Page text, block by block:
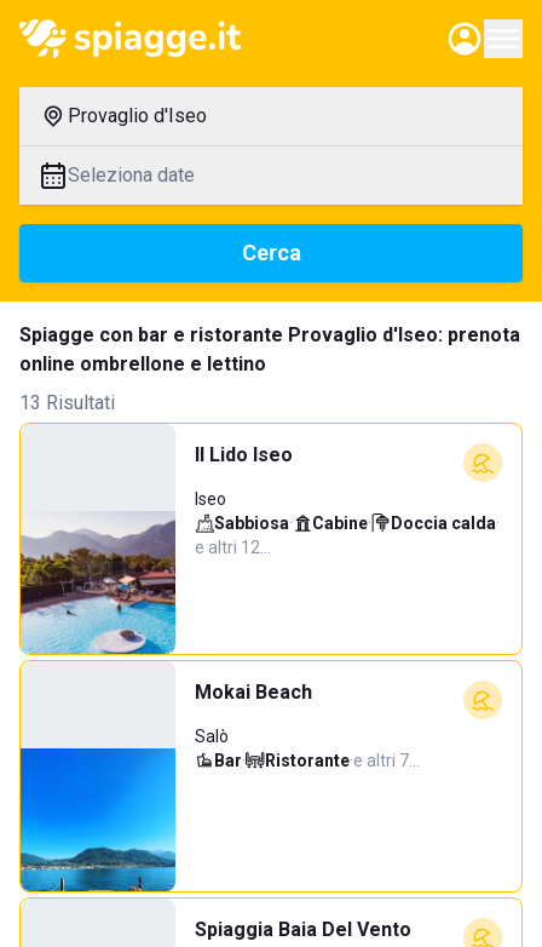
Provaglio d'Iseo
Seleziona date
Cerca
Spiagge con bar e ristorante Provaglio d'Iseo: prenota
online ombrellone e lettino
13 Risultati
Il Lido Iseo
Iseo
Sabbiosa· Cabine· Doccia calda·
e altri 12…
Mokai Beach
Salò
Bar· Ristorante·e altri 7…
Spiaggia Baia Del Vento